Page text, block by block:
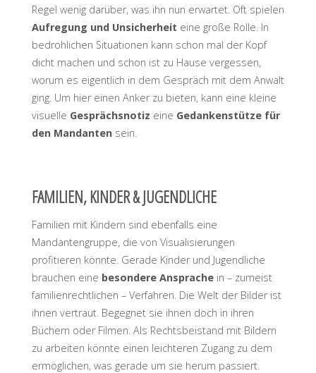
Regel wenig darüber, was ihn nun erwartet. Oft spielen
Aufregung und Unsicherheit eine große Rolle. In
bedrohlichen Situationen kann schon mal der Kopf
dicht machen und schon ist zu Hause vergessen,
worum es eigentlich in dem Gespräch mit dem Anwalt
ging. Um hier einen Anker zu bieten, kann eine kleine
visuelle Gesprächsnotiz eine Gedankenstütze für
den Mandantensein.
FAMILIEN, KINDER & JUGENDLICHE
Familien mit Kindern sind ebenfalls eine
Mandantengruppe, die von Visualisierungen
profitieren könnte. Gerade Kinder und Jugendliche
brauchen eine besondere Ansprachein – zumeist
familienrechtlichen – Verfahren. Die Welt der Bilder ist
ihnen vertraut. Begegnet sie ihnen doch in ihren
Büchern oder Filmen. Als Rechtsbeistand mit Bildern
zu arbeiten könnte einen leichteren Zugang zu dem
ermöglichen, was gerade um sie herum passiert.